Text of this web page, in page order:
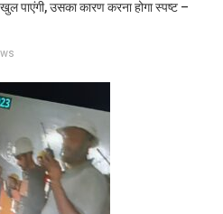
पाएंगी, उसका कारण करना होगा स्पष्ट –